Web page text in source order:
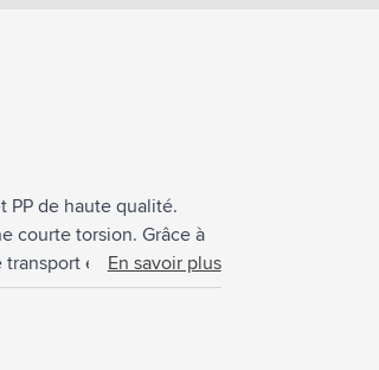
PP de haute qualité.
courte torsion. Grâce à
transport en silicone.
Convient également
de boissons
En savoir plus